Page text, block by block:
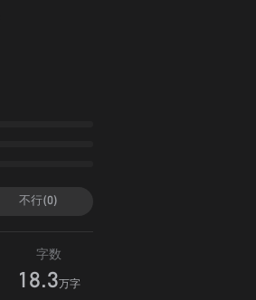
不行(0)
字数
18.3万字